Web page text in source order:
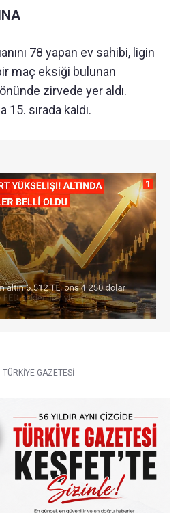
78 yapan ev sahibi, ligin
maç eksiği bulunan
zirvede yer aldı.
sırada kaldı.
GAZETESİ